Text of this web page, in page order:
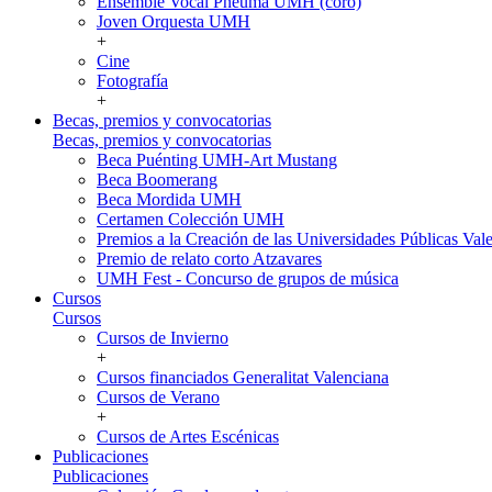
Joven Orquesta UMH
+
Cine
Fotografía
+
Becas, premios y convocatorias
Becas, premios y convocatorias
Beca Puénting UMH-Art Mustang
Beca Boomerang
Beca Mordida UMH
Certamen Colección UMH
Premios a la Creación de las Universidades Públicas
Premio de relato corto Atzavares
UMH Fest - Concurso de grupos de música
Cursos
Cursos
Cursos de Invierno
+
Cursos financiados Generalitat Valenciana
Cursos de Verano
+
Cursos de Artes Escénicas
Publicaciones
Publicaciones